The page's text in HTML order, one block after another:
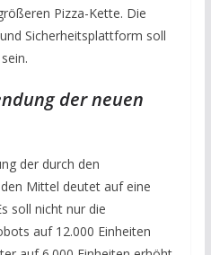
Pizza-Kette. Die
Sicherheitsplattform soll
der neuen
der durch den
Mittel deutet auf eine
soll nicht nur die
auf 12.000 Einheiten